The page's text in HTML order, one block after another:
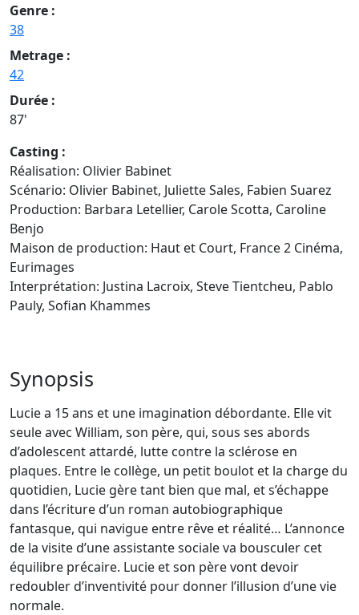
Genre :
38
Metrage :
42
Durée :
87'
Casting :
Réalisation: Olivier Babinet
Scénario: Olivier Babinet, Juliette Sales, Fabien Suarez
Production: Barbara Letellier, Carole Scotta, Caroline
Benjo
Maison de production: Haut et Court, France 2 Cinéma,
Eurimages
Interprétation: Justina Lacroix, Steve Tientcheu, Pablo
Pauly, Sofian Khammes
Synopsis
Lucie a 15 ans et une imagination débordante. Elle vit
seule avec William, son père, qui, sous ses abords
d’adolescent attardé, lutte contre la sclérose en
plaques. Entre le collège, un petit boulot et la charge du
quotidien, Lucie gère tant bien que mal, et s’échappe
dans l’écriture d’un roman autobiographique
fantasque, qui navigue entre rêve et réalité… L’annonce
de la visite d’une assistante sociale va bousculer cet
équilibre précaire. Lucie et son père vont devoir
redoubler d’inventivité pour donner l’illusion d’une vie
normale.